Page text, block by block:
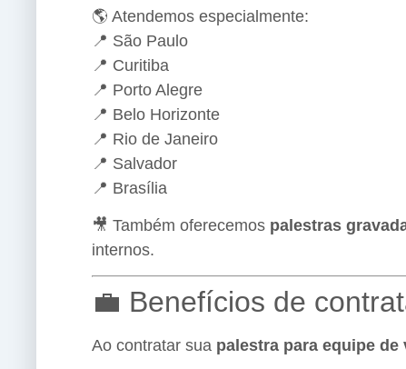
🌎 Atendemos especialmente:
📍 São Paulo
📍 Curitiba
📍 Porto Alegre
📍 Belo Horizonte
📍 Rio de Janeiro
📍 Salvador
📍 Brasília
🎥 Também oferecemos palestras
internos.
💼 Benefícios de
Ao contratar sua palestra para equipe de